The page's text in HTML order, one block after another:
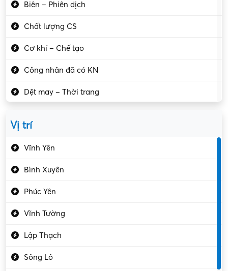
Biên – Phiên dịch
Chất lượng CS
Cơ khí – Chế tạo
Công nhân đã có KN
Dệt may – Thời trang
Vị trí
Vĩnh Yên
Bình Xuyên
Phúc Yên
Vĩnh Tường
Lập Thạch
Sông Lô